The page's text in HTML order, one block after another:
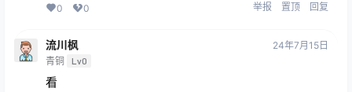
0 0 举报 置顶 回复
流川枫
青铜 Lv0
24年7月15日
看